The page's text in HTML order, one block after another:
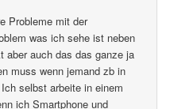
Probleme mit der
was ich sehe ist neben
aber auch das das ganze ja
muss wenn jemand zb in
selbst arbeite in einem
ich Smartphone und